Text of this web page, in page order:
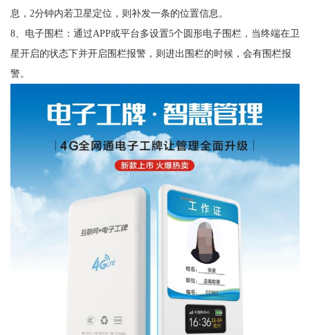
息，2分钟内若卫星定位，则补发一条的位置信息。
8、电子围栏：通过APP或平台多设置5个圆形电子围栏，当终端在卫
星开启的状态下并开启围栏报警，则进出围栏的时候，会有围栏报
警。